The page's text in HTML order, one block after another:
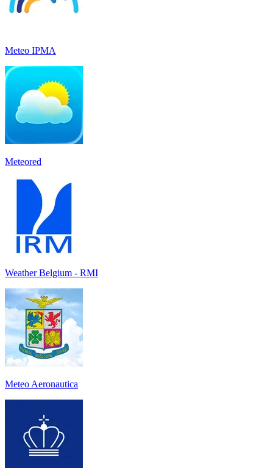
Meteo IPMA
Meteored
Weather Belgium - RMI
Meteo Aeronautica